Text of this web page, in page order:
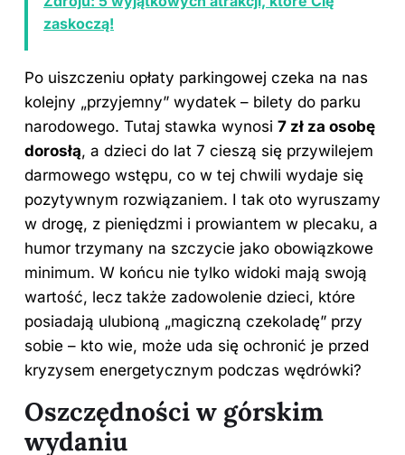
zaskoczą!
Po uiszczeniu opłaty parkingowej czeka na nas
kolejny „przyjemny” wydatek – bilety do parku
narodowego. Tutaj stawka wynosi 7 zł za osobę
dorosłą, a dzieci do lat 7 cieszą się przywilejem
darmowego wstępu, co w tej chwili wydaje się
pozytywnym rozwiązaniem. I tak oto wyruszamy
w drogę, z pieniędzmi i prowiantem w plecaku, a
humor trzymany na szczycie jako obowiązkowe
minimum. W końcu nie tylko widoki mają swoją
wartość, lecz także zadowolenie dzieci, które
posiadają ulubioną „magiczną czekoladę” przy
sobie – kto wie, może uda się ochronić je przed
kryzysem energetycznym podczas wędrówki?
Oszczędności w górskim
wydaniu